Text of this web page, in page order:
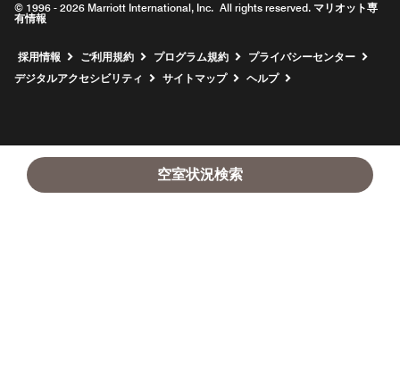
空室状況検索
© 1996 - 2026 Marriott International, Inc. All rights reserved. マリオット専
有情報
採用情報 新しいウィンドウで開く
ご利用規約 プログラム規約
プライバシーセンター
デジタルアクセシビリティ
サイトマップ ヘルプ